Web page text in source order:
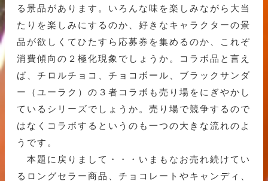
る景品があります。いろんな味を楽しみながら大当
たりを楽しみにするのか、好きなキャラクターの景
品が欲しくてひたすら応募券を集めるのか、これぞ
消費傾向の２極化現象でしょうか。コラボ品と言え
ば、チロルチョコ、チョコボール、ブラックサンダ
ー（ユーラク）の３者コラボも売り場をにぎやかし
ているシリーズでしょうか。売り場で競争するので
はなくコラボするというのも一つの大きな流れのよ
うです。
本題に戻りまして・・・いまもなお売れ続けてい
るロングセラー商品、チョコレートやキャンディ、